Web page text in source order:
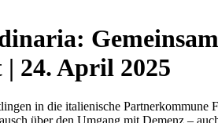
| 24. April 2025
in die italienische
über den Umgang mit Demenz –